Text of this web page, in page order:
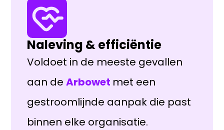
Naleving & efficiëntie
Voldoet in de meeste gevallen
aan deArbowet met een
gestroomlijnde aanpak die past
binnen elke organisatie.